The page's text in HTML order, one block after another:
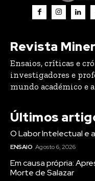
Revista
Ensaios, críticas e
investigadores e
mundo académico e
Últimos
O Labor Intelectual e
ENSAIO Agosto 6, 2026
Em causa própria:
Morte de Salazar